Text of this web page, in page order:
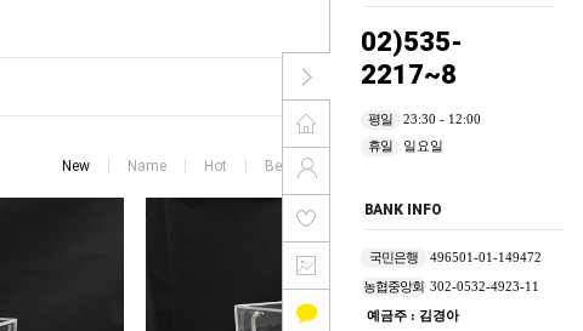
02)535-
2217~8
평일
23:30 - 12:00
휴일
일요일
BANK INFO
국민은행
496501-01-149472
농협중앙회 302-0532-4923-11
예금주 : 김경아
New Name Hot Best